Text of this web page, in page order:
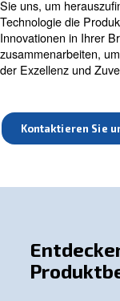
und ist speziell
elektronische
hohe Effizienz